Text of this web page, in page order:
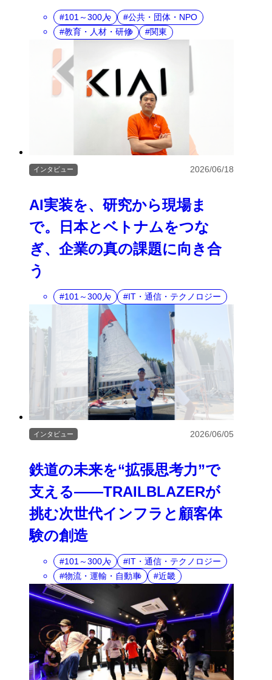
101～300人
公共・団体・NPO
教育・人材・研修
関東
AI実装を、研究から現場ま
で。日本とベトナムをつな
ぎ、企業の真の課題に向き合
う
インタビュー 2026/06/18
101～300人 IT・通信・テクノロジー
鉄道の未来を“拡張思考力”で
支える――TRAILBLAZERが
挑む次世代インフラと顧客体
験の創造
インタビュー 2026/06/05
101～300人
IT・通信・テクノロジー
物流・運輸・自動車
近畿